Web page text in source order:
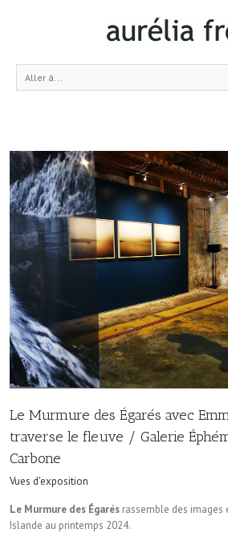
Aller à...
Le Murmure des Égarés avec
traverse le fleuve / Galerie
Carbone
Vues d'exposition
Le Murmure des Égarés rassemble des images
Islande au printemps 2024.